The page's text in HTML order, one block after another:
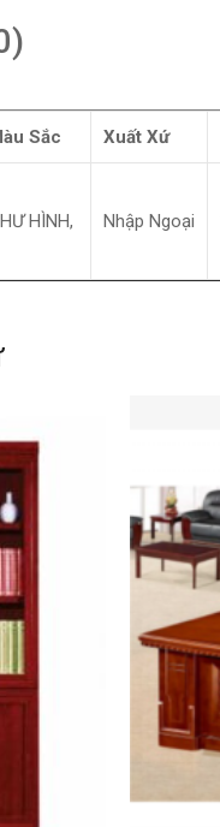
Sắc Xuất Xứ
HÌNH, Nhập Ngoại